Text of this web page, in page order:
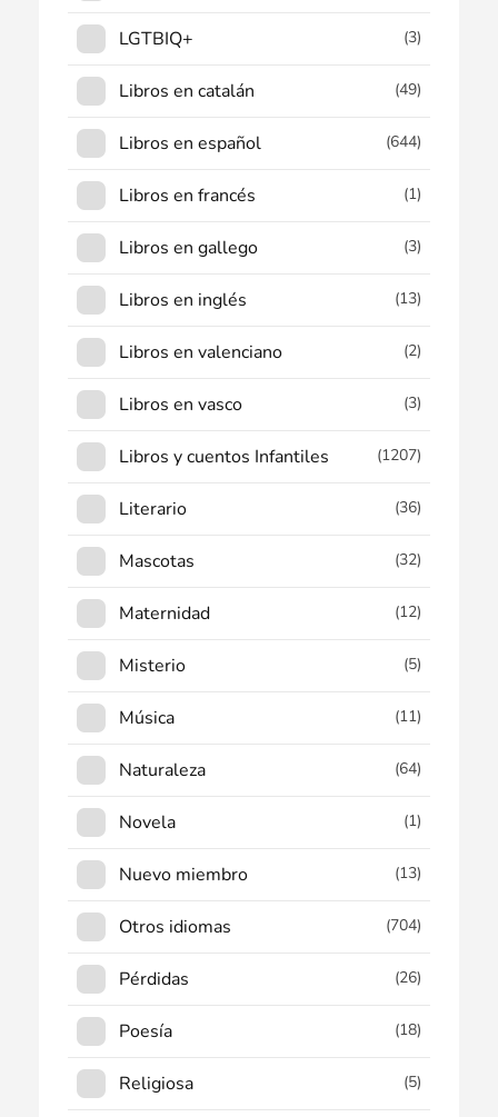
LGTBIQ+ (3)
Libros en catalán (49)
Libros en español (644)
Libros en francés (1)
Libros en gallego (3)
Libros en inglés (13)
Libros en valenciano (2)
Libros en vasco (3)
Libros y cuentos Infantiles (1207)
Literario (36)
Mascotas (32)
Maternidad (12)
Misterio (5)
Música (11)
Naturaleza (64)
Novela (1)
Nuevo miembro (13)
Otros idiomas (704)
Pérdidas (26)
Poesía (18)
Religiosa (5)